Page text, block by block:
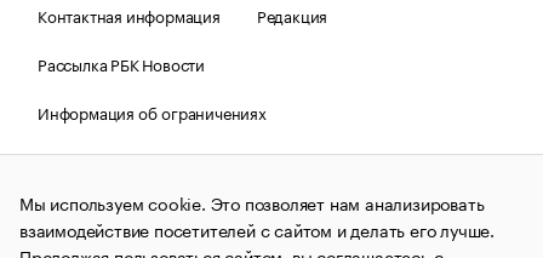
Контактная информация
Редакция
Рассылка РБК Новости
Информация об ограничениях
Правовая информация
О соблюдении авторских прав
© АО «РОСБИЗНЕСКОНСАЛТИНГ»,1995–2026.Сообщения
и материалы информационного агентства «РБК»
(зарегистрировано Федеральной службой по надзору в сфере
Мы используем cookie. Это позволяет нам анализировать
взаимодействие посетителей с сайтом и делать его лучше.